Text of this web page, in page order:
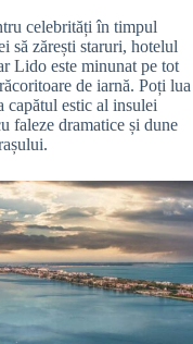
celebrități în timpul
să zărești staruri, hotelul
Lido este minunat pe tot
de iarnă. Poți lua
capătul estic al insulei
faleze dramatice și dune